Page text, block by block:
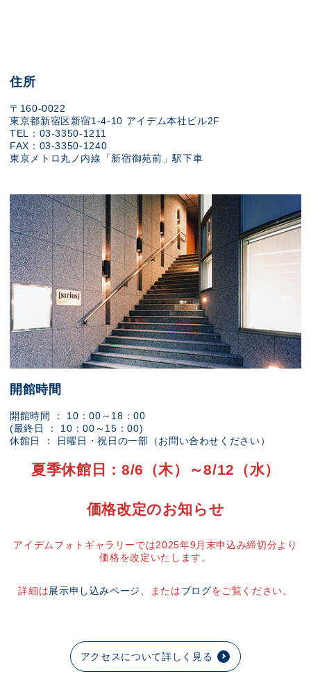
住所
〒160-0022
東京都新宿区新宿1-4-10 アイデム本社ビル2F
TEL：03-3350-1211
FAX：03-3350-1240
東京メトロ丸ノ内線「新宿御苑前」駅下車
開館時間
開館時間 ： 10：00～18：00
(最終日 ： 10：00～15：00)
休館日 ： 日曜日・祝日の一部（お問い合わせください）
夏季休館日：8/6（木）～8/12（水）
価格改定のお知らせ
アイデムフォトギャラリーでは2025年9月末申込み締切分より
価格を改定いたします。
詳細は展示申し込みページ 、またはブログをご覧ください。
アクセスについて詳しく見る